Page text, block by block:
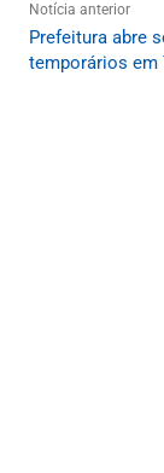
Notícia anterior
Prefeitura abre
temporários em